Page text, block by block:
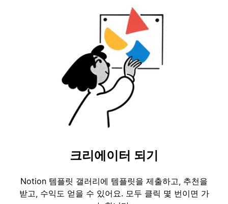
크리에이터 되기
Notion 템플릿 갤러리에 템플릿을 제출하고, 추천을
받고, 수익도 얻을 수 있어요. 모두 클릭 몇 번이면 가